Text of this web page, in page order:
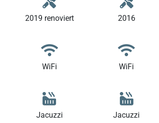
2019 renoviert 2016
WiFi WiFi
Jacuzzi Jacuzzi